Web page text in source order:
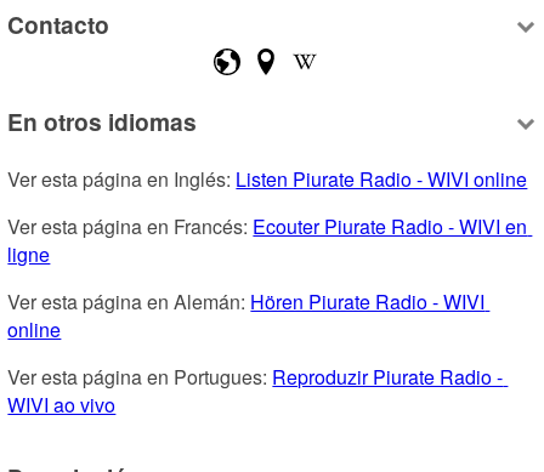
Contacto
En otros idiomas
Ver esta página en Inglés: Listen Piurate Radio - WIVI online
Ver esta página en Francés: Ecouter Piurate Radio - WIVI en
ligne
Ver esta página en Alemán: Hören Piurate Radio - WIVI
online
Ver esta página en Portugues: Reproduzir Piurate Radio -
WIVI ao vivo